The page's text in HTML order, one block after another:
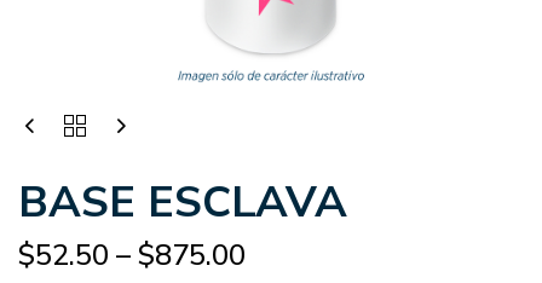
BASE ESCLAVA
$52.50 –$875.00